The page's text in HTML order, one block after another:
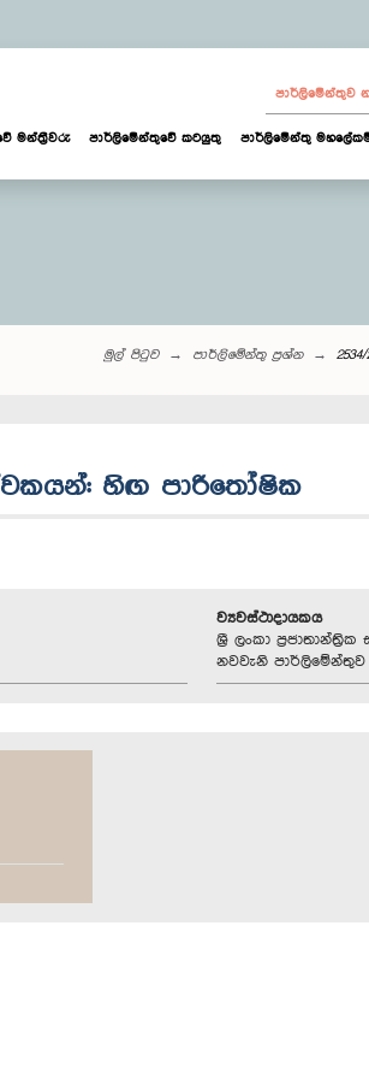
පාර්ලි‌මේන්තුව
මන්ත්‍රීවරු පාර්ලිමේන්තුවේ කටයුතු පාර්ලිමේන්තු
මුල් පිටුව පාර්ලි‌මේන්තු‌ ප්‍රශ්න
හිඟ පාරිතෝෂික
ව්‍යවස්ථාදායකය
ශ්‍රී ලංකා
නවවැනි පාර්ලිමේන්තුව